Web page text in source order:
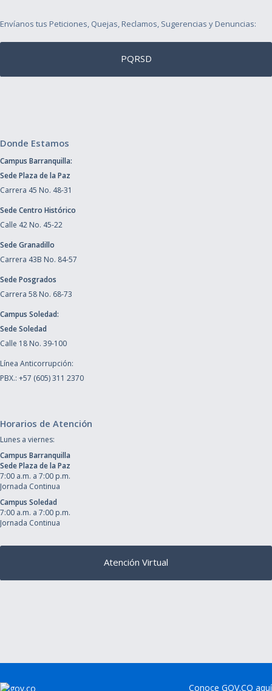
Envíanos tus Peticiones, Quejas, Reclamos, Sugerencias y Denuncias:
PQRSD
Donde Estamos
Campus Barranquilla:
Sede Plaza de la Paz
Carrera 45 No. 48-31
Sede Centro Histórico
Calle 42 No. 45-22
Sede Granadillo
Carrera 43B No. 84-57
Sede Posgrados
Carrera 58 No. 68-73
Campus Soledad:
Sede Soledad
Calle 18 No. 39-100
Línea Anticorrupción:
PBX.: +57 (605) 311 2370
Horarios de Atención
Lunes a viernes:
Campus Barranquilla
Sede Plaza de la Paz
7:00 a.m. a 7:00 p.m.
Jornada Continua
Campus Soledad
7:00 a.m. a 7:00 p.m.
Jornada Continua
Atención Virtual
Conoce GOV.CO aquí